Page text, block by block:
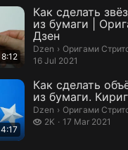
8:12
Как сделать
из бумаги |
Дзен
Dzen › Оригами
Оригами
16 Jul 2021
4:17
Как сделать
из бумаги.
Dzen › Оригами
Оригами
2K
2 thousand views
17 Mar 2021